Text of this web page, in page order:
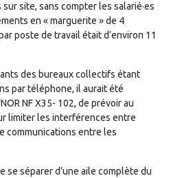
site, sans compter les salarié·es
en « marguerite » de 4
poste de travail était d’environ 11
des bureaux collectifs étant
par téléphone, il aurait été
NF X35- 102, de prévoir au
limiter les interférences entre
communications entre les
se séparer d’une aile complète du